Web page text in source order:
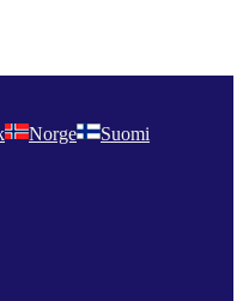
Norge Suomi